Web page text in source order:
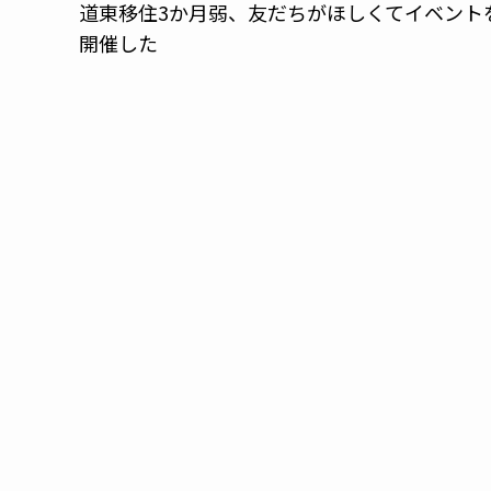
道東移住3か月弱、友だちがほしくてイベント
開催した